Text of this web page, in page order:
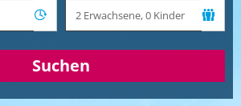
Suchen